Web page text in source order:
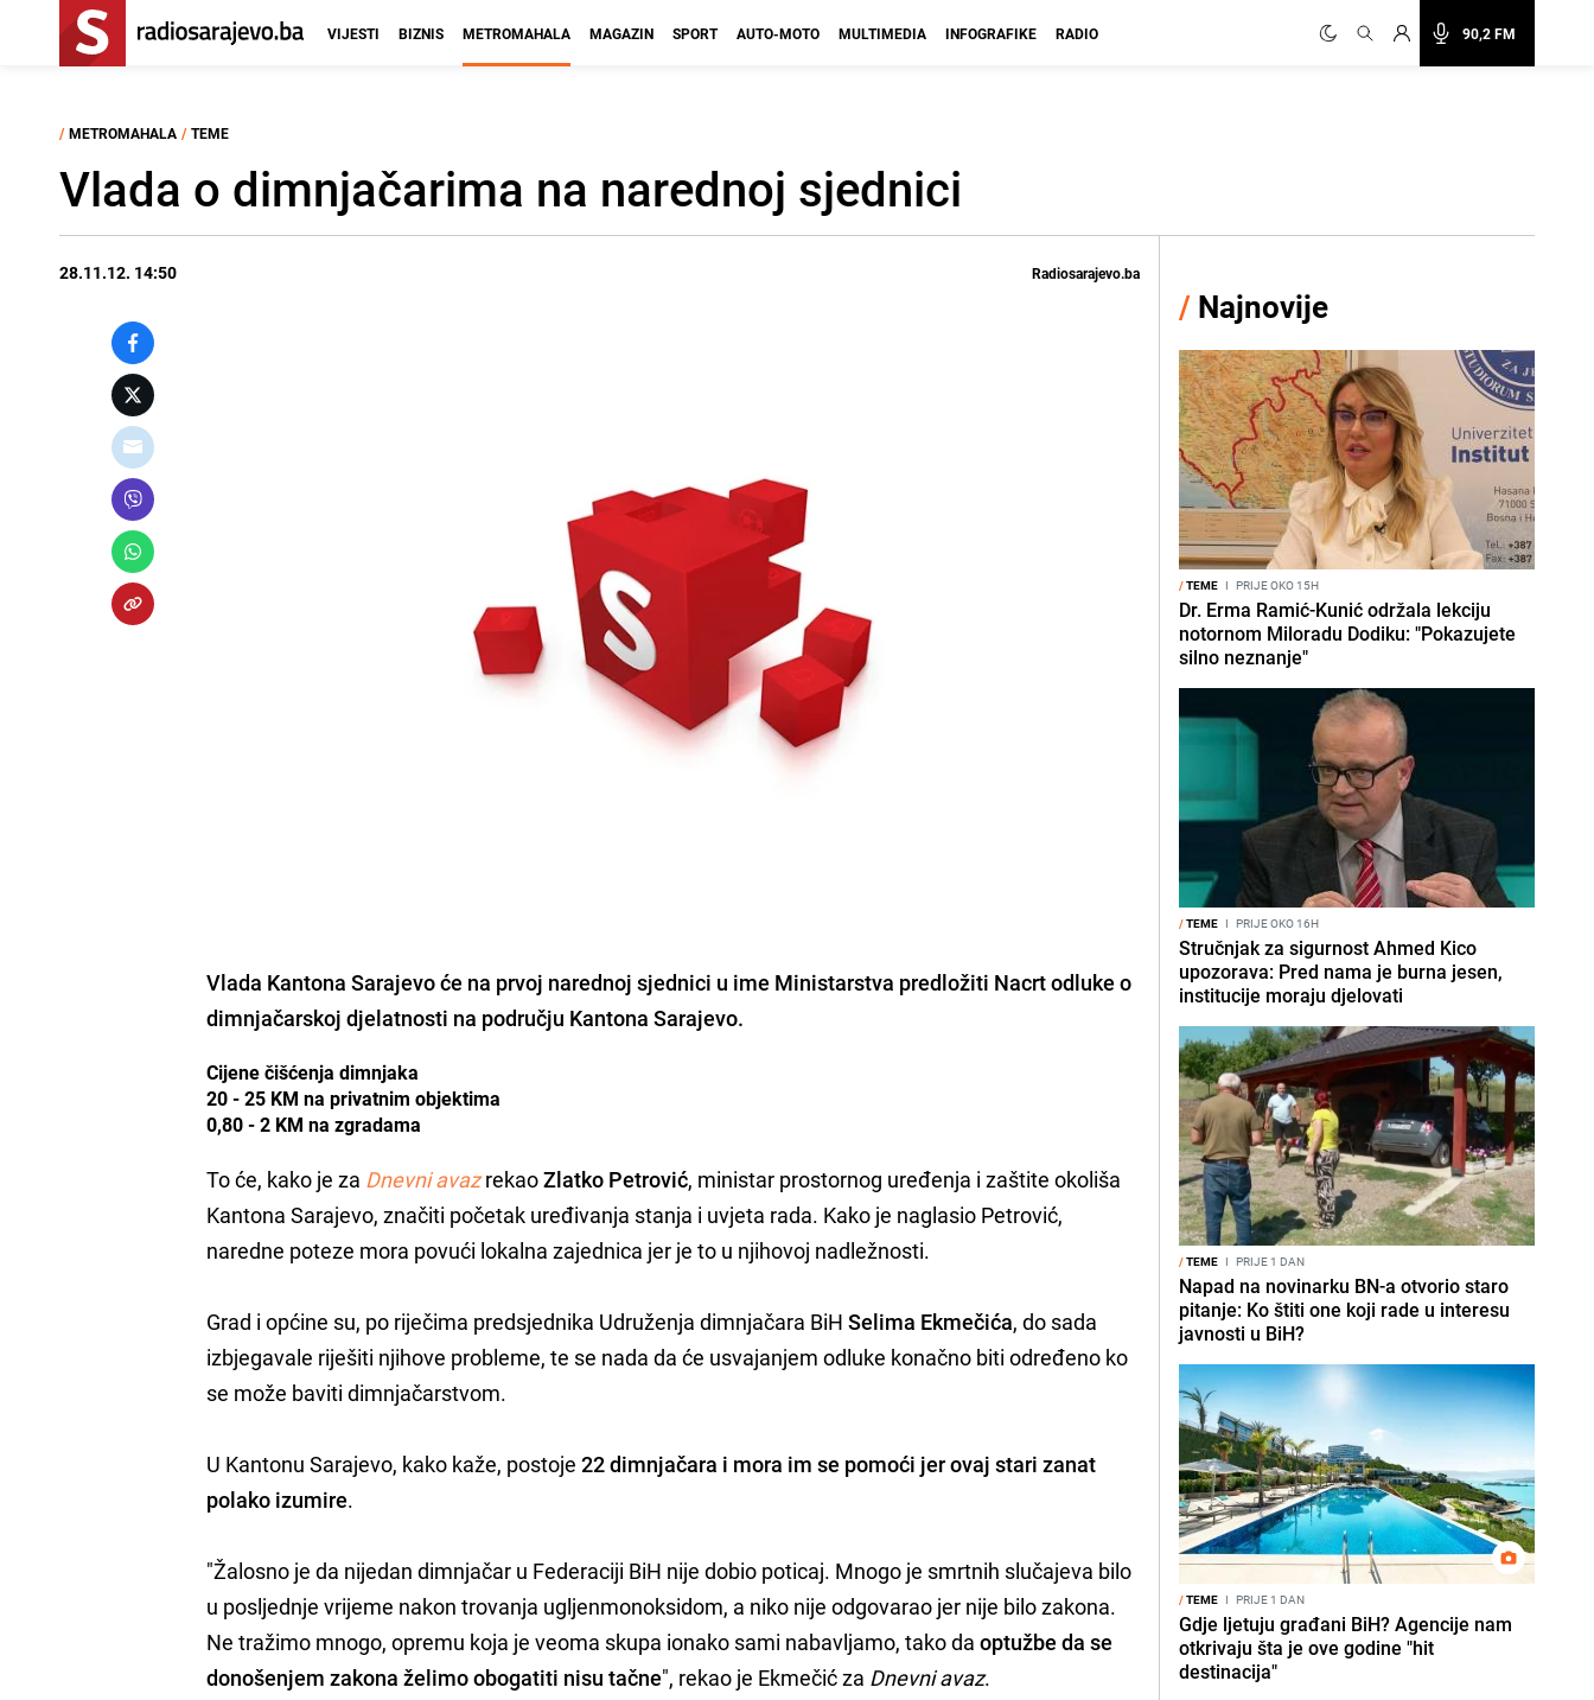
90,2 FM
VIJESTI BIZNIS METROMAHALA MAGAZIN SPORT AUTO-MOTO MULTIMEDIA INFOGRAFIKE RADIO
/ METROMAHALA / TEME
Vlada o dimnjačarima na narednoj sjednici
28.11.12. 14:50 Radiosarajevo.ba
Vlada Kantona Sarajevo će na prvoj narednoj sjednici u ime Ministarstva predložiti Nacrt odluke o
dimnjačarskoj djelatnosti na području Kantona Sarajevo.
Cijene čišćenja dimnjaka
20 - 25 KM na privatnim objektima
0,80 - 2 KM na zgradama
To će, kako je za Dnevni avazrekaoZlatko Petrović, ministar prostornog uređenja i zaštite okoliša
Kantona Sarajevo, značiti početak uređivanja stanja i uvjeta rada. Kako je naglasio Petrović,
naredne poteze mora povući lokalna zajednica jer je to u njihovoj nadležnosti.
Grad i općine su, po riječima predsjednika Udruženja dimnjačara BiHSelima Ekmečića, do sada
izbjegavale riješiti njihove probleme, te se nada da će usvajanjem odluke konačno biti određeno ko
se može baviti dimnjačarstvom.
U Kantonu Sarajevo, kako kaže, postoje22 dimnjačara i mora im se pomoći jer ovaj stari zanat
polako izumire.
"Žalosno je da nijedan dimnjačar u Federaciji BiH nije dobio poticaj. Mnogo je smrtnih slučajeva bilo
u posljednje vrijeme nakon trovanja ugljenmonoksidom, a niko nije odgovarao jer nije bilo zakona.
Ne tražimo mnogo, opremu koja je veoma skupa ionako sami nabavljamo, tako daoptužbe da se
donošenjem zakona želimo obogatiti nisu tačne", rekao je Ekmečić za Dnevni avaz.
/ Najnovije
/TEME I PRIJE OKO 15H
Dr. Erma Ramić-Kunić održala lekciju
notornom Miloradu Dodiku: "Pokazujete
silno neznanje"
/TEME I PRIJE OKO 16H
Stručnjak za sigurnost Ahmed Kico
upozorava: Pred nama je burna jesen,
institucije moraju djelovati
/TEME I PRIJE 1 DAN
Napad na novinarku BN-a otvorio staro
pitanje: Ko štiti one koji rade u interesu
javnosti u BiH?
/TEME I PRIJE 1 DAN
Gdje ljetuju građani BiH? Agencije nam
otkrivaju šta je ove godine "hit
destinacija"